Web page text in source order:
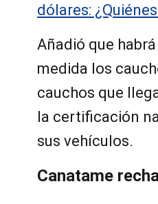
dólares:
Añadió que
medida los
cauchos que
la certificación
sus vehículos.
Canatame